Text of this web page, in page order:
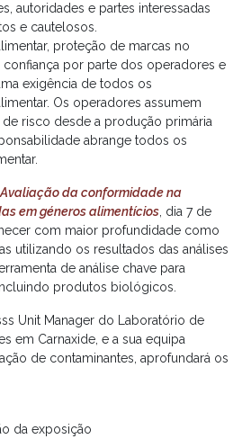
autoridades e partes interessadas
e cautelosos.
proteção de marcas no
por parte dos operadores e
exigência de todos os
Os operadores assumem
risco desde a produção primária
abrange todos os
Avaliação da conformidade na
em géneros alimentícios , dia 7 de
com maior profundidade como
utilizando os resultados das análises
de análise chave para
produtos biológicos.
Unit Manager do Laboratório de
em Carnaxide, e a sua equipa
de contaminantes, aprofundará os
da exposição